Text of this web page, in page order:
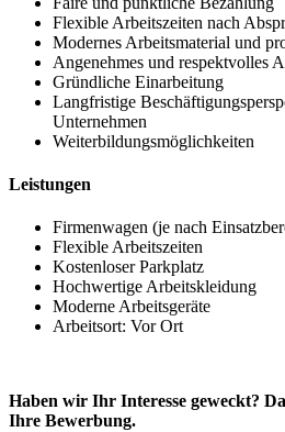
Flexible Arbeitszeiten nach
Modernes Arbeitsmaterial und
Angenehmes und respektvolles
Gründliche Einarbeitung
Langfristige
Unternehmen
Weiterbildungsmöglichkeiten
Leistungen
Firmenwagen (je nach
Flexible Arbeitszeiten
Kostenloser Parkplatz
Hochwertige Arbeitskleidung
Moderne Arbeitsgeräte
Arbeitsort: Vor Ort
Haben wir Ihr Interesse geweckt?
Ihre Bewerbung.